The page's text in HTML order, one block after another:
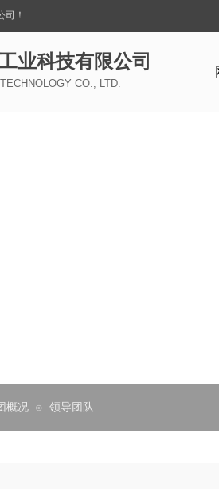
司！
CO., LTD.
业科技有限公司
概况 ⊙ 领导团队